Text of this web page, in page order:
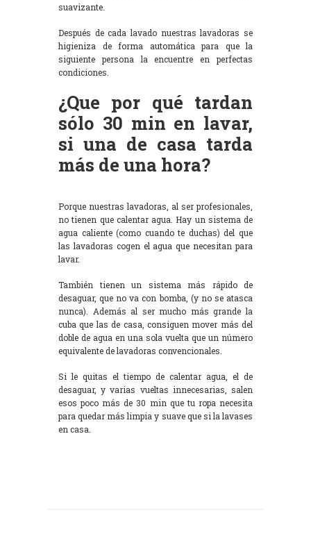
suavizante.
Después de cada lavado nuestras lavadoras se
higieniza de forma automática para que la
siguiente persona la encuentre en perfectas
condiciones.
¿Que por qué tardan
sólo 30 min en lavar,
si una de casa tarda
más de una hora?
Porque nuestras lavadoras, al ser profesionales,
no tienen que calentar agua. Hay un sistema de
agua caliente (como cuando te duchas) del que
las lavadoras cogen el agua que necesitan para
lavar.
También tienen un sistema más rápido de
desaguar, que no va con bomba, (y no se atasca
nunca). Además al ser mucho más grande la
cuba que las de casa, consiguen mover más del
doble de agua en una sola vuelta que un número
equivalente de lavadoras convencionales.
Si le quitas el tiempo de calentar agua, el de
desaguar, y varias vueltas innecesarias, salen
esos poco más de 30 min que tu ropa necesita
para quedar más limpia y suave que si la lavases
en casa.